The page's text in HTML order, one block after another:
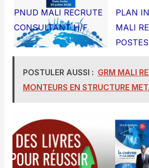
PNUD MALI RECRUTE
CONSULTANT H/F
PLAN
MALI
POSTULER AUSSI : GRM MALI
MONTEURS EN STRUCTURE